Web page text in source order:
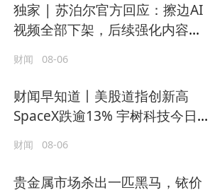
独家 | 苏泊尔官方回应：擦边AI
视频全部下架，后续强化内容审
财闻 08-06
财闻早知道丨美股道指创新高
SpaceX跌逾13% 宇树科技今日确
定发行价
财闻 08-06
贵金属市场杀出一匹黑马，铱价